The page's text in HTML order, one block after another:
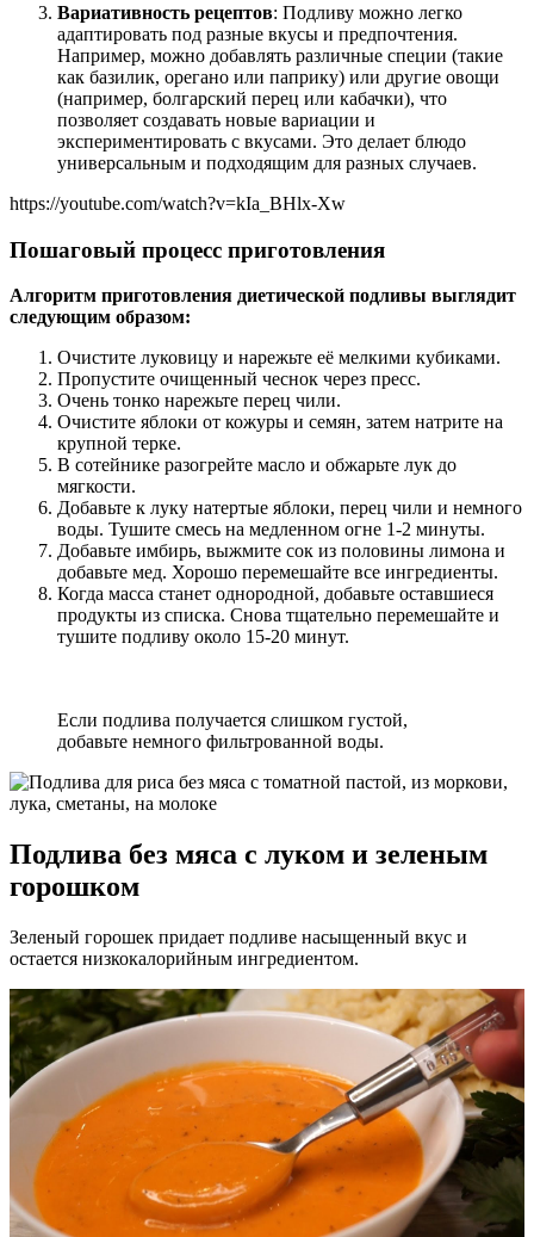
Вариативность рецептов: Подливу можно легко
адаптировать под разные вкусы и предпочтения.
Например, можно добавлять различные специи (такие
как базилик, орегано или паприку) или другие овощи
(например, болгарский перец или кабачки), что
позволяет создавать новые вариации и
экспериментировать с вкусами. Это делает блюдо
универсальным и подходящим для разных случаев.
https://youtube.com/watch?v=kIa_BHlx-Xw
Пошаговый процесс приготовления
Алгоритм приготовления диетической подливы выглядит
следующим образом:
Очистите луковицу и нарежьте её мелкими кубиками.
Пропустите очищенный чеснок через пресс.
Очень тонко нарежьте перец чили.
Очистите яблоки от кожуры и семян, затем натрите на
крупной терке.
В сотейнике разогрейте масло и обжарьте лук до
мягкости.
Добавьте к луку натертые яблоки, перец чили и немного
воды. Тушите смесь на медленном огне 1-2 минуты.
Добавьте имбирь, выжмите сок из половины лимона и
добавьте мед. Хорошо перемешайте все ингредиенты.
Когда масса станет однородной, добавьте оставшиеся
продукты из списка. Снова тщательно перемешайте и
тушите подливу около 15-20 минут.
Если подлива получается слишком густой,
добавьте немного фильтрованной воды.
Подлива без мяса с луком и зеленым
горошком
Зеленый горошек придает подливе насыщенный вкус и
остается низкокалорийным ингредиентом.